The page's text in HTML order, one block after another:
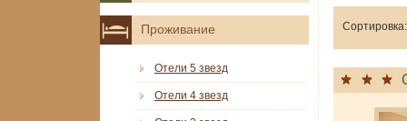
Сортировка:
Проживание
Отели 5 звезд
Отели 4 звезд